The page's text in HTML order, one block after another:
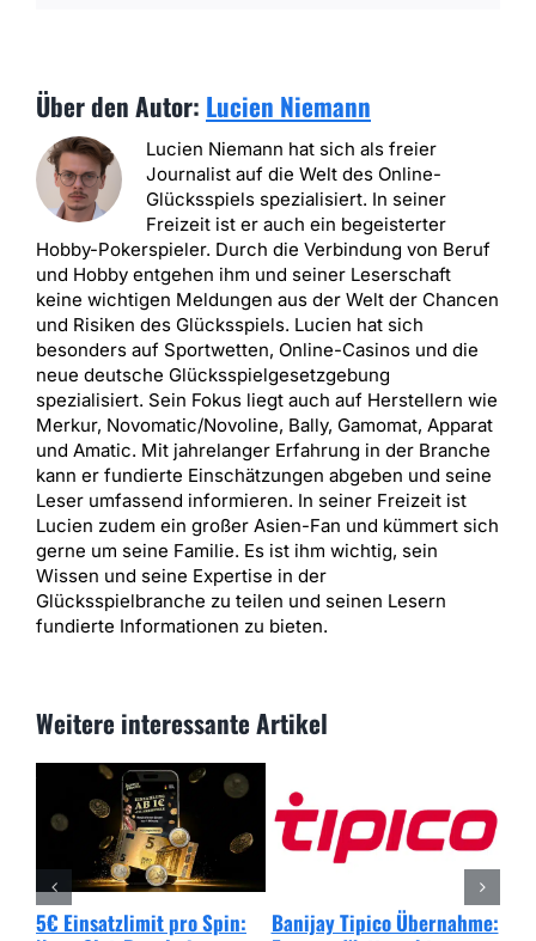
Über den Autor: Lucien Niemann
Lucien Niemann hat sich als freier
Journalist auf die Welt des Online-
Glücksspiels spezialisiert. In seiner
Freizeit ist er auch ein begeisterter
Hobby-Pokerspieler. Durch die Verbindung von Beruf
und Hobby entgehen ihm und seiner Leserschaft
keine wichtigen Meldungen aus der Welt der Chancen
und Risiken des Glücksspiels. Lucien hat sich
besonders auf Sportwetten, Online-Casinos und die
neue deutsche Glücksspielgesetzgebung
spezialisiert. Sein Fokus liegt auch auf Herstellern wie
Merkur, Novomatic/Novoline, Bally, Gamomat, Apparat
und Amatic. Mit jahrelanger Erfahrung in der Branche
kann er fundierte Einschätzungen abgeben und seine
Leser umfassend informieren. In seiner Freizeit ist
Lucien zudem ein großer Asien-Fan und kümmert sich
gerne um seine Familie. Es ist ihm wichtig, sein
Wissen und seine Expertise in der
Glücksspielbranche zu teilen und seinen Lesern
fundierte Informationen zu bieten.
Weitere interessante Artikel
5€ Einsatzlimit pro Spin:
Banijay Tipico Übernahme: